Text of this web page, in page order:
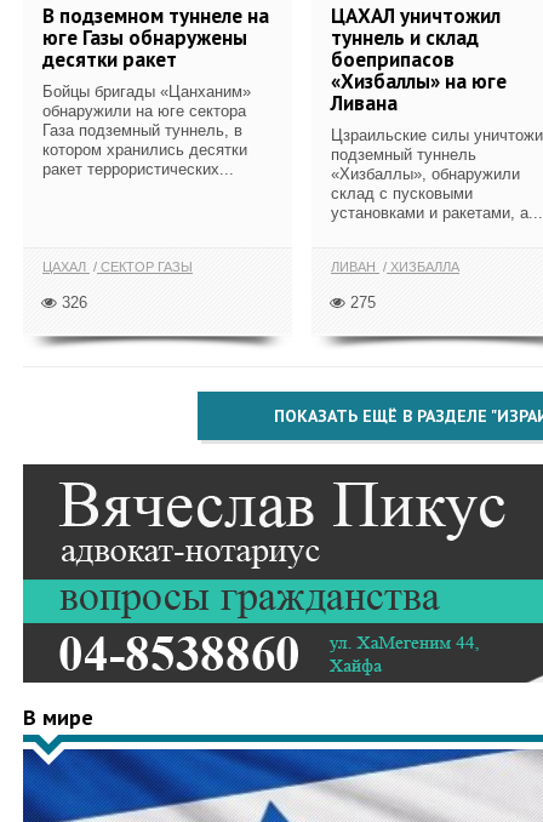
В подземном туннеле на
юге Газы обнаружены
десятки ракет
Бойцы бригады «Цанханим»
обнаружили на юге сектора
Газа подземный туннель, в
котором хранились десятки
ракет террористических...
ЦАХАЛ СЕКТОР ГАЗЫ
326
ЦАХАЛ уничтожил
туннель и склад
боеприпасов
«Хизбаллы» на юге
Ливана
Цзраильские силы
подземный туннель
«Хизбаллы», обнаружили
склад с пусковыми
установками и ракетами, а...
ЛИВАН ХИЗБАЛЛА
275
ПОКАЗАТЬ ЕЩЁ В РАЗДЕЛЕ
В мире